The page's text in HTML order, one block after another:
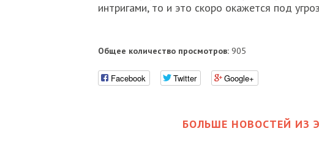
интригами, то и это скоро окажется под
Общее количество просмотров:905
Facebook Twitter Google+
БОЛЬШЕ НОВОСТЕЙ ИЗ